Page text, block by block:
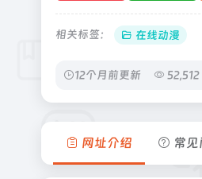
相关标签： 在线动漫
12个月前更新 52,512
网址介绍 常